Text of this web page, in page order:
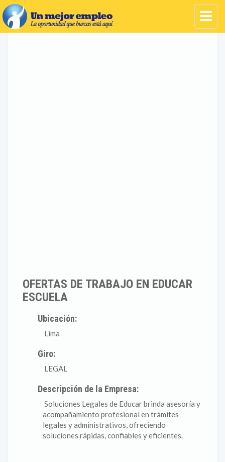
OFERTAS DE TRABAJO EN EDUCAR
ESCUELA
Ubicación:
Lima
Giro:
LEGAL
Descripción de la Empresa:
Soluciones Legales de Educar brinda asesoría y
acompañamiento profesional en trámites
legales y administrativos, ofreciendo
soluciones rápidas, confiables y eficientes.